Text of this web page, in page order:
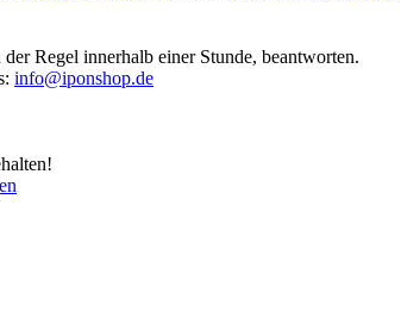
Regel innerhalb einer Stunde, beantworten.
info@iponshop.de